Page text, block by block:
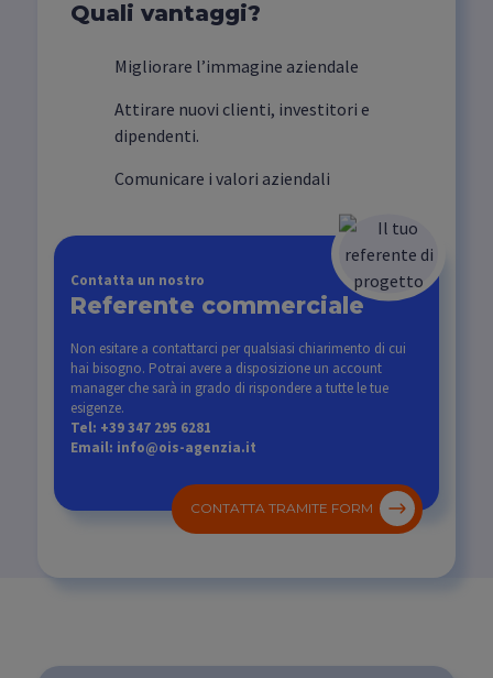
Quali vantaggi?
Migliorare l’immagine aziendale
Attirare nuovi clienti, investitori e
dipendenti.
Comunicare i valori aziendali
Contatta un nostro
Referente commerciale
Non esitare a contattarci per qualsiasi chiarimento di cui
hai bisogno. Potrai avere a disposizione un account
manager che sarà in grado di rispondere a tutte le tue
esigenze.
Tel: +39 347 295 6281
Email: info@ois-agenzia.it
CONTATTA TRAMITE FORM